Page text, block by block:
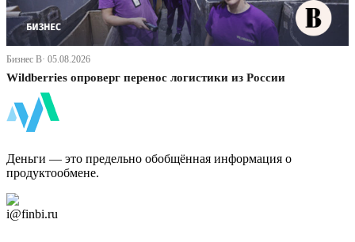
Бизнес В· 05.08.2026
Wildberries опроверг перенос логистики из России
Деньги — это предельно обобщённая информация о
продуктообмене.
i@finbi.ru